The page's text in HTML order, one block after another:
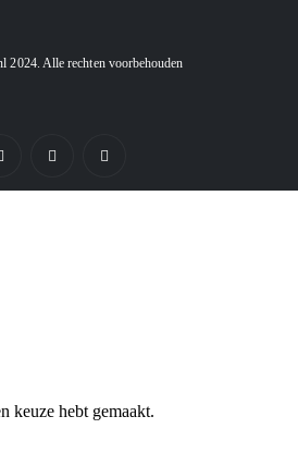
2024. Alle rechten voorbehouden
keuze hebt gemaakt.